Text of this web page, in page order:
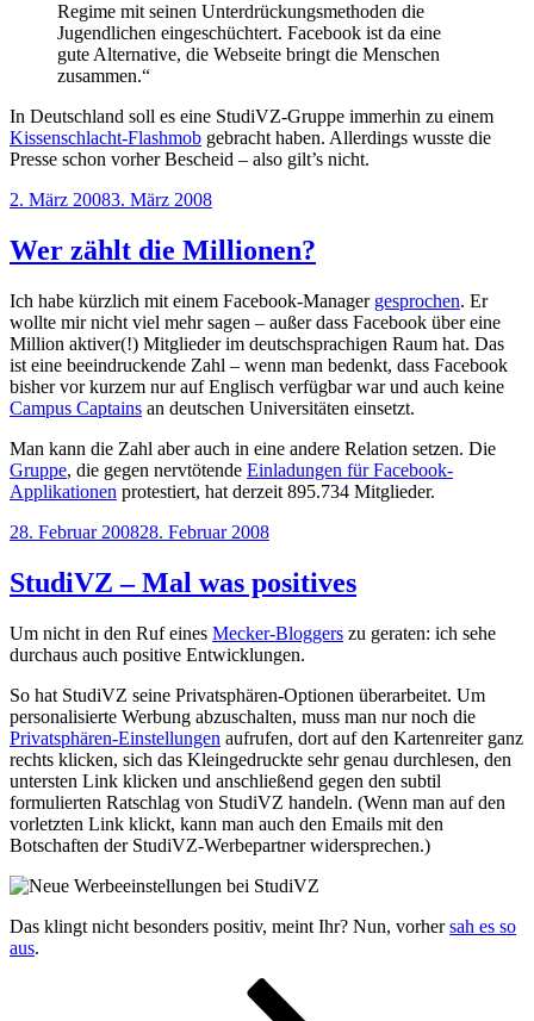
Regime mit seinen Unterdrückungsmethoden die
Jugendlichen eingeschüchtert. Facebook ist da eine
gute Alternative, die Webseite bringt die Menschen
zusammen.“
In Deutschland soll es eine StudiVZ-Gruppe immerhin zu einem
Kissenschlacht-Flashmob gebracht haben. Allerdings wusste die
Presse schon vorher Bescheid – also gilt’s nicht.
Veröffentlicht
2. März 20083. März 2008
Wer zählt die Millionen?
Ich habe kürzlich mit einem Facebook-Manager gesprochen. Er
wollte mir nicht viel mehr sagen – außer dass Facebook über eine
Million aktiver(!) Mitglieder im deutschsprachigen Raum hat. Das
ist eine beeindruckende Zahl – wenn man bedenkt, dass Facebook
bisher vor kurzem nur auf Englisch verfügbar war und auch keine
Campus Captains an deutschen Universitäten einsetzt.
Man kann die Zahl aber auch in eine andere Relation setzen. Die
Gruppe, die gegen nervtötende Einladungen für Facebook-
Applikationen protestiert, hat derzeit 895.734 Mitglieder.
Veröffentlicht
28. Februar 200828. Februar 2008
StudiVZ – Mal was positives
Um nicht in den Ruf eines Mecker-Bloggers zu geraten: ich sehe
durchaus auch positive Entwicklungen.
So hat StudiVZ seine Privatsphären-Optionen überarbeitet. Um
personalisierte Werbung abzuschalten, muss man nur noch die
Privatsphären-Einstellungen aufrufen, dort auf den Kartenreiter ganz
rechts klicken, sich das Kleingedruckte sehr genau durchlesen, den
untersten Link klicken und anschließend gegen den subtil
formulierten Ratschlag von StudiVZ handeln. (Wenn man auf den
vorletzten Link klickt, kann man auch den Emails mit den
Botschaften der StudiVZ-Werbepartner widersprechen.)
Das klingt nicht besonders positiv, meint Ihr? Nun, vorhersah es so
aus.
Seitennummerierung